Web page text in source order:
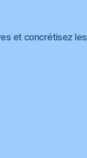
et concrétisez